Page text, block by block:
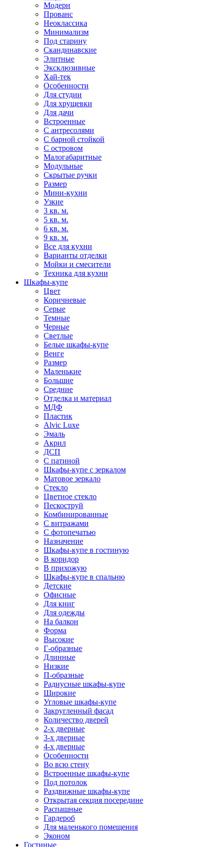
Модерн
Прованс
Неоклассика
Минимализм
Под старину
Скандинавские
Элитные
Эксклюзивные
Хай-тек
Особенности
Для студии
Для хрущевки
Для дачи
Встроенные
С антресолями
С барной стойкой
С островом
Малогабаритные
Модульные
Скрытые ручки
Размер
Мини-кухни
Узкие
3 кв. м.
5 кв. м.
6 кв. м.
9 кв. м.
Все для кухни
Варианты отделки
Мойки и смесители
Техника для кухни
Шкафы-купе
Цвет
Коричневые
Серые
Темные
Черные
Светлые
Белые шкафы-купе
Венге
Размер
Маленькие
Большие
Средние
Отделка и материал
МДФ
Пластик
Alvic Luxe
Эмаль
Акрил
ДСП
С патиной
Шкафы-купе с зеркалом
Матовое зеркало
Стекло
Цветное стекло
Пескоструй
Комбинированные
С витражами
С фотопечатью
Назначение
Шкафы-купе в гостиную
В коридор
В прихожую
Шкафы-купе в спальню
Детские
Офисные
Для книг
Для одежды
На балкон
Форма
Высокие
Г-образные
Длинные
Низкие
П-образные
Радиусные шкафы-купе
Широкие
Угловые шкафы-купе
Закругленный фасад
Количество дверей
2-х дверные
3-х дверные
4-х дверные
Особенности
Во всю стену
Встроенные шкафы-купе
Под потолок
Раздвижные шкафы-купе
Открытая секция посередине
Распашные
Гардероб
Для маленького помещения
Эконом
Гостиные